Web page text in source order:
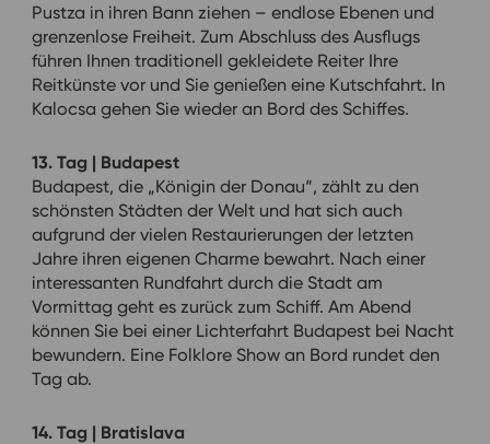
Pustza in ihren Bann ziehen – endlose Ebenen und
grenzenlose Freiheit. Zum Abschluss des Ausflugs
führen Ihnen traditionell gekleidete Reiter Ihre
Reitkünste vor und Sie genießen eine Kutschfahrt. In
Kalocsa gehen Sie wieder an Bord des Schiffes.
13. Tag | Budapest
Budapest, die „Königin der Donau“, zählt zu den
schönsten Städten der Welt und hat sich auch
aufgrund der vielen Restaurierungen der letzten
Jahre ihren eigenen Charme bewahrt. Nach einer
interessanten Rundfahrt durch die Stadt am
Vormittag geht es zurück zum Schiff. Am Abend
können Sie bei einer Lichterfahrt Budapest bei Nacht
bewundern. Eine Folklore Show an Bord rundet den
Tag ab.
14. Tag | Bratislava